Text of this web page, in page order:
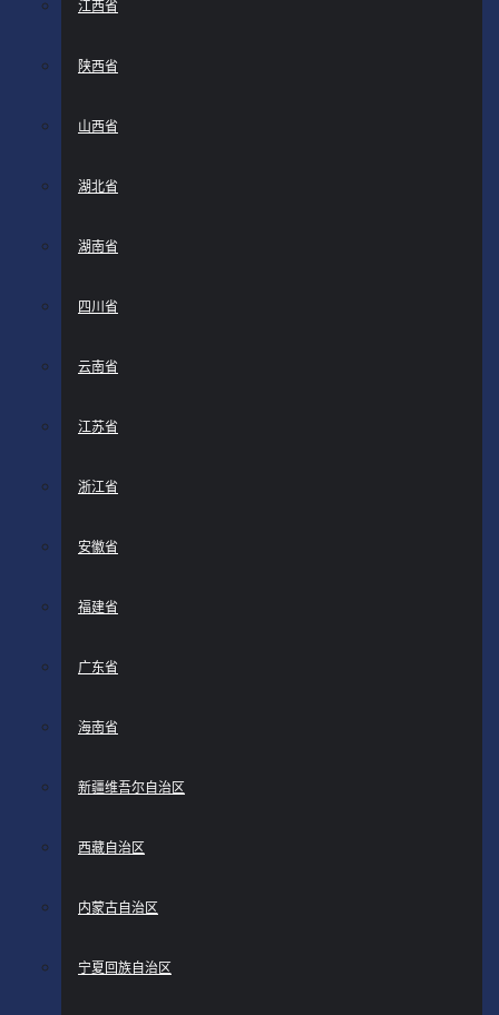
江西省
陕西省
山西省
湖北省
湖南省
四川省
云南省
江苏省
浙江省
安徽省
福建省
广东省
海南省
新疆维吾尔自治区
西藏自治区
内蒙古自治区
宁夏回族自治区